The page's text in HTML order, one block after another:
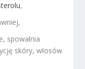
,
spowalnia
skóry, włosów